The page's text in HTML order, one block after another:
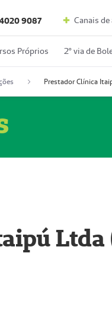
9087 Canais
Próprios 2º via de
Prestador Clínica